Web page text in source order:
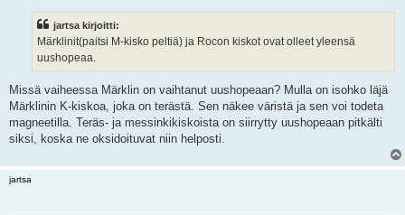
jartsa kirjoitti:
Märklinit(paitsi M-kisko peltiä) ja Rocon kiskot ovat olleet yleensä
uushopeaa.
Missä vaiheessa Märklin on vaihtanut uushopeaan? Mulla on isohko läjä
Märklinin K-kiskoa, joka on terästä. Sen näkee väristä ja sen voi todeta
magneetilla. Teräs- ja messinkikiskoista on siirrytty uushopeaan pitkälti
siksi, koska ne oksidoituvat niin helposti.
jartsa